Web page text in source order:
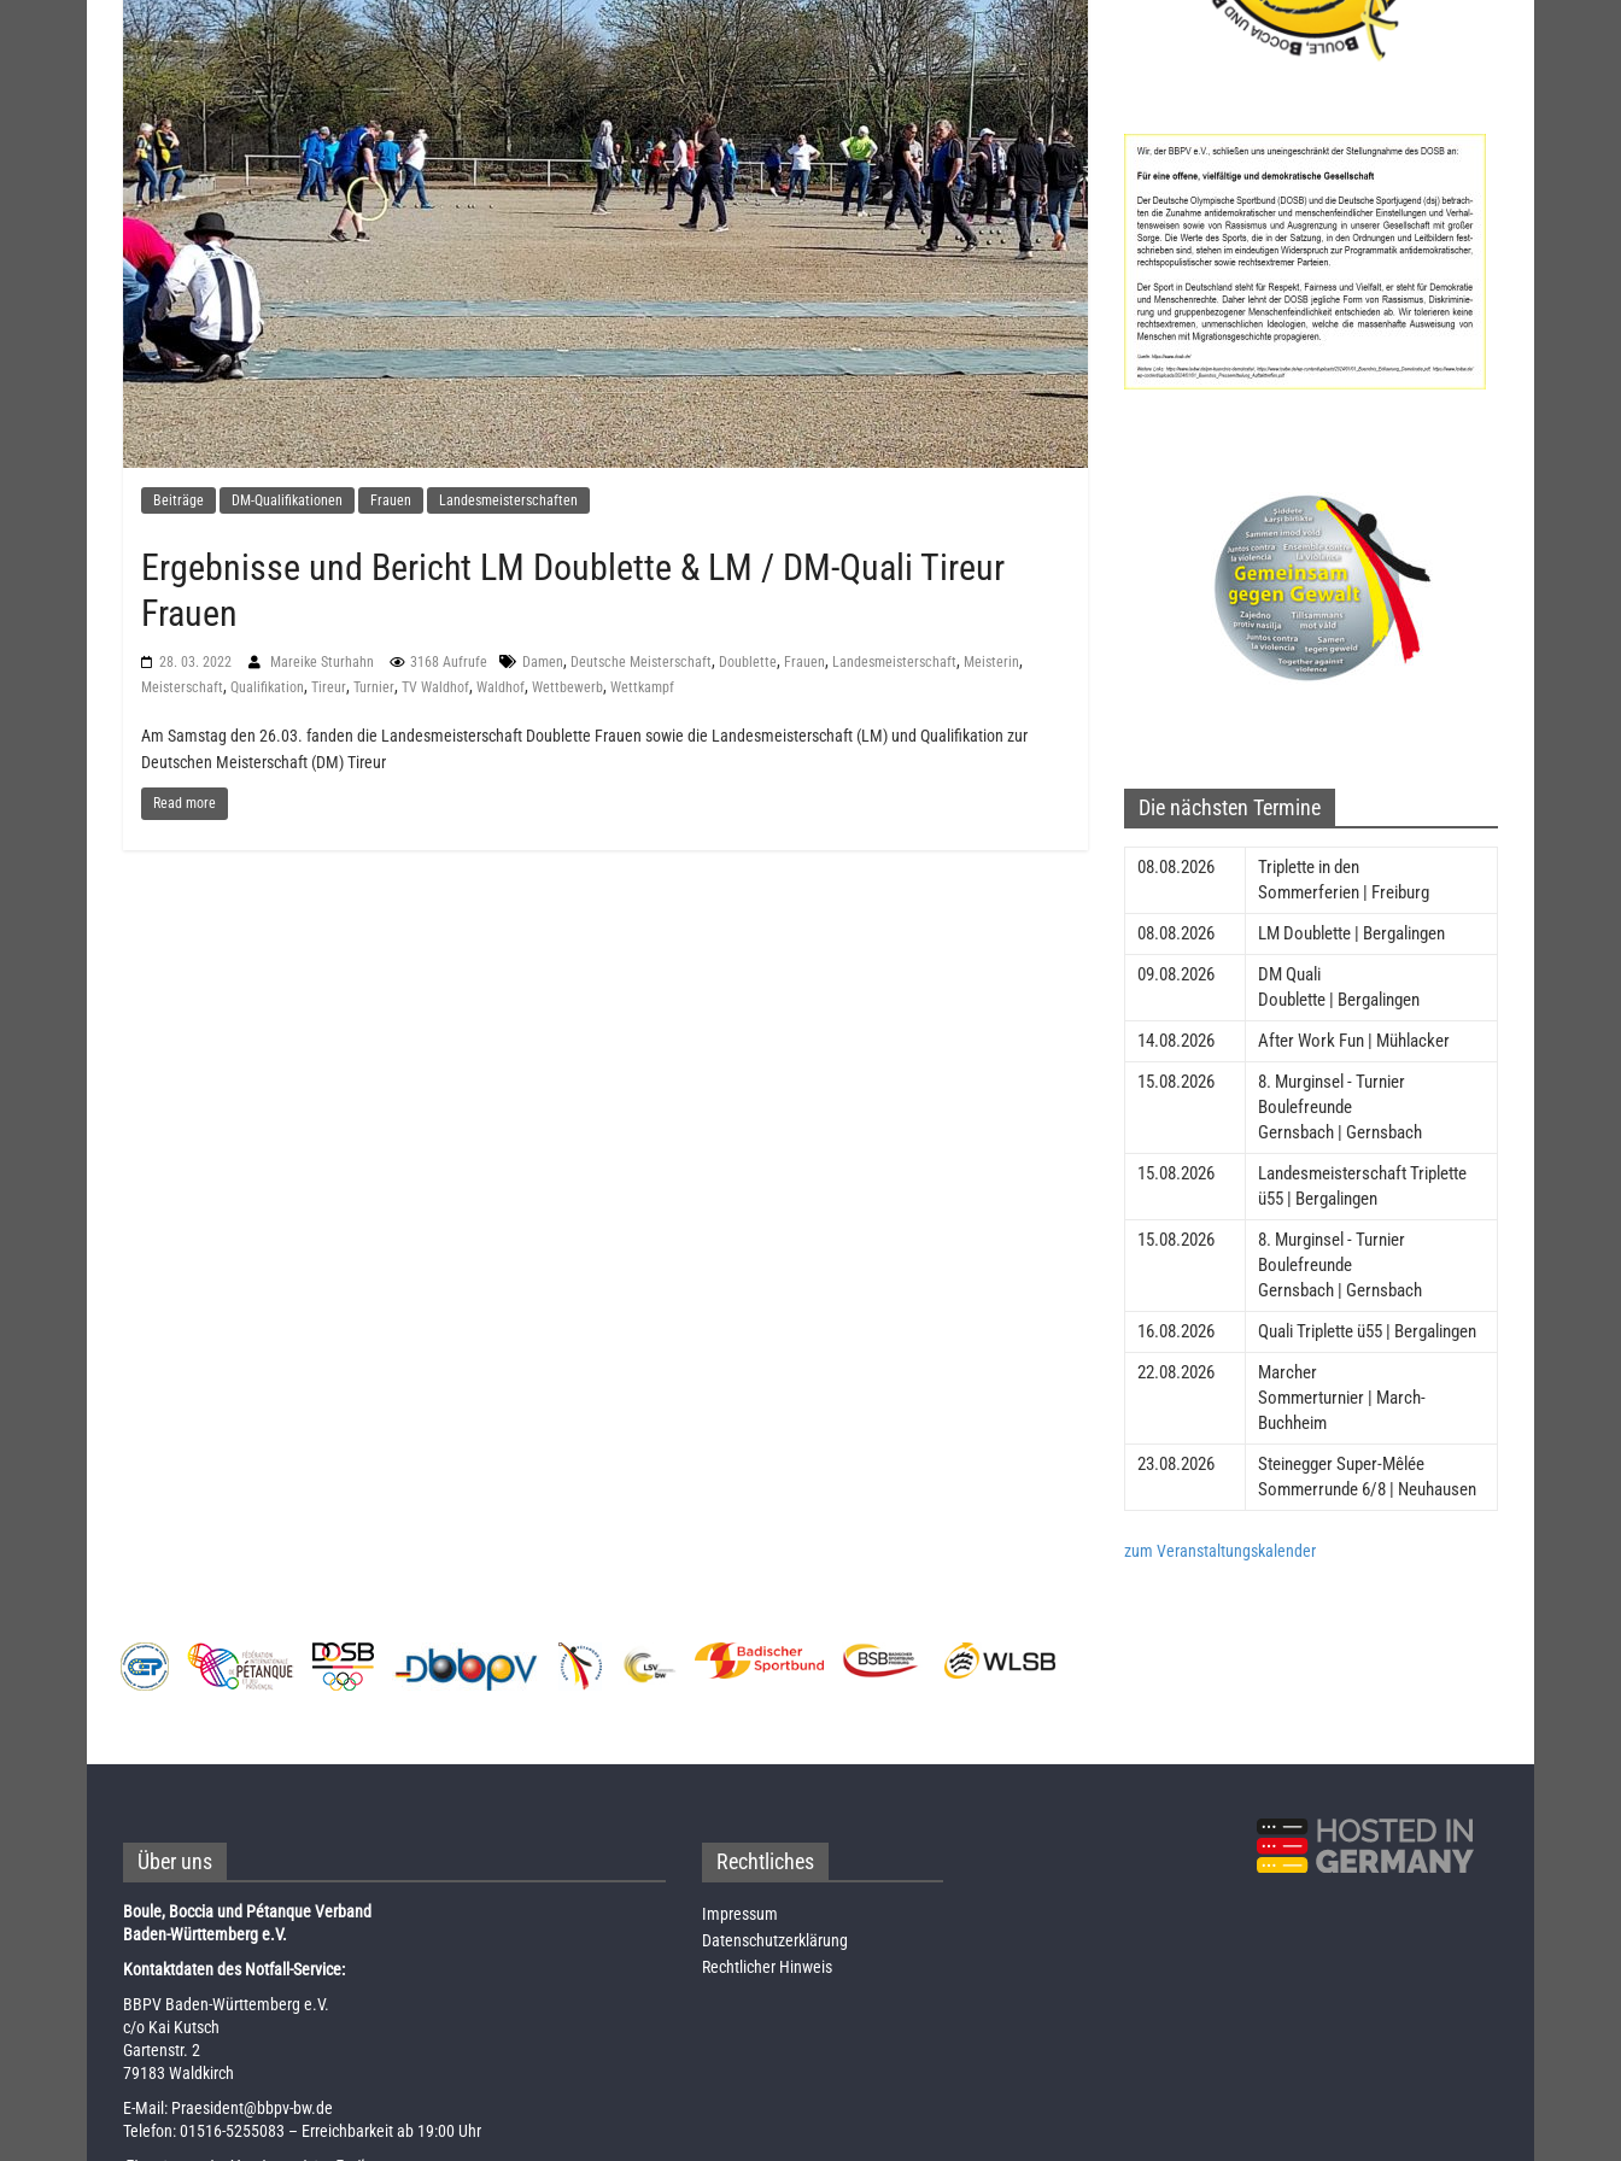
Beiträge DM-Qualifikationen Frauen Landesmeisterschaften
Ergebnisse und Bericht LM Doublette & LM / DM-Quali Tireur
Frauen
28. 03. 2022 Mareike Sturhahn 3168 Aufrufe Damen, Deutsche Meisterschaft, Doublette, Frauen, Landesmeisterschaft, Meisterin,
Meisterschaft, Qualifikation, Tireur, Turnier, TV Waldhof, Waldhof, Wettbewerb, Wettkampf
Am Samstag den 26.03. fanden die Landesmeisterschaft Doublette Frauen sowie die Landesmeisterschaft (LM) und Qualifikation zur
Deutschen Meisterschaft (DM) Tireur
Read more Die nächsten Termine
08.08.2026
Triplette in den
Sommerferien | Freiburg
08.08.2026
LM Doublette | Bergalingen
09.08.2026
DM Quali
Doublette | Bergalingen
14.08.2026
After Work Fun | Mühlacker
15.08.2026
8. Murginsel - Turnier
Boulefreunde
Gernsbach | Gernsbach
15.08.2026
Landesmeisterschaft Triplette
ü55 | Bergalingen
15.08.2026
8. Murginsel - Turnier
Boulefreunde
Gernsbach | Gernsbach
16.08.2026
Quali Triplette ü55 | Bergalingen
22.08.2026
Marcher
Sommerturnier | March-
Buchheim
23.08.2026
Steinegger Super-Mêlée
Sommerrunde 6/8 | Neuhausen
zum Veranstaltungskalender
Über uns
Boule, Boccia und Pétanque Verband
Baden-Württemberg e.V.
Kontaktdaten des Notfall-Service:
BBPV Baden-Württemberg e.V.
c/o Kai Kutsch
Gartenstr. 2
79183 Waldkirch
E-Mail: Praesident@bbpv-bw.de
Telefon:01516-5255083 – Erreichbarkeit ab 19:00 Uhr
Rechtliches
Impressum
Datenschutzerklärung
Rechtlicher Hinweis